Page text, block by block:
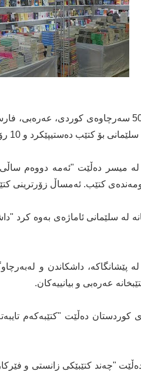
دەستیپێکرد و 10 رۆژ بەردەوامدەبێت.
میسر دەڵێت "ئەمە دووەم
کتێب. ئەمساڵ زۆرترینى
پێشانگاکە، داشکاندن و
عەرەبى و بیانییەکان.
کوردستان دەڵێت "کتێبەکەم
"چەند کتێبێکى زانستى و